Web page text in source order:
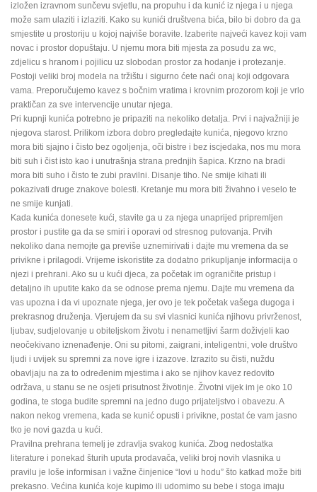
izložen izravnom sunčevu svjetlu, na propuhu i da kunić iz njega i u njega
može sam ulaziti i izlaziti. Kako su kunići društvena bića, bilo bi dobro da ga
smjestite u prostoriju u kojoj najviše boravite. Izaberite najveći kavez koji vam
novac i prostor dopuštaju. U njemu mora biti mjesta za posudu za wc,
zdjelicu s hranom i pojilicu uz slobodan prostor za hodanje i protezanje.
Postoji veliki broj modela na tržištu i sigurno ćete naći onaj koji odgovara
vama. Preporučujemo kavez s bočnim vratima i krovnim prozorom koji je vrlo
praktičan za sve intervencije unutar njega.
Pri kupnji kunića potrebno je pripaziti na nekoliko detalja. Prvi i najvažniji je
njegova starost. Prilikom izbora dobro pregledajte kunića, njegovo krzno
mora biti sjajno i čisto bez ogoljenja, oči bistre i bez iscjedaka, nos mu mora
biti suh i čist isto kao i unutrašnja strana prednjih šapica. Krzno na bradi
mora biti suho i čisto te zubi pravilni. Disanje tiho. Ne smije kihati ili
pokazivati druge znakove bolesti. Kretanje mu mora biti živahno i veselo te
ne smije kunjati.
Kada kunića donesete kući, stavite ga u za njega unaprijed pripremljen
prostor i pustite ga da se smiri i oporavi od stresnog putovanja. Prvih
nekoliko dana nemojte ga previše uznemirivati i dajte mu vremena da se
privikne i prilagodi. Vrijeme iskoristite za dodatno prikupljanje informacija o
njezi i prehrani. Ako su u kući djeca, za početak im ograničite pristup i
detaljno ih uputite kako da se odnose prema njemu. Dajte mu vremena da
vas upozna i da vi upoznate njega, jer ovo je tek početak vašega dugoga i
prekrasnog druženja. Vjerujem da su svi vlasnici kunića njihovu privrženost,
ljubav, sudjelovanje u obiteljskom životu i nenametljivi šarm doživjeli kao
neočekivano iznenađenje. Oni su pitomi, zaigrani, inteligentni, vole društvo
ljudi i uvijek su spremni za nove igre i izazove. Izrazito su čisti, nuždu
obavljaju na za to određenim mjestima i ako se njihov kavez redovito
održava, u stanu se ne osjeti prisutnost životinje. Životni vijek im je oko 10
godina, te stoga budite spremni na jedno dugo prijateljstvo i obavezu. A
nakon nekog vremena, kada se kunić opusti i privikne, postat će vam jasno
tko je novi gazda u kući.
Pravilna prehrana temelj je zdravlja svakog kunića. Zbog nedostatka
literature i ponekad šturih uputa prodavača, veliki broj novih vlasnika u
pravilu je loše informisan i važne činjenice “lovi u hodu” što katkad može biti
prekasno. Većina kunića koje kupimo ili udomimo su bebe i stoga imaju